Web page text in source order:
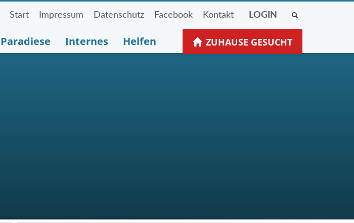
Start Impressum Datenschutz Facebook Kontakt LOGIN
Paradiese Internes Helfen ZUHAUSE GESUCHT